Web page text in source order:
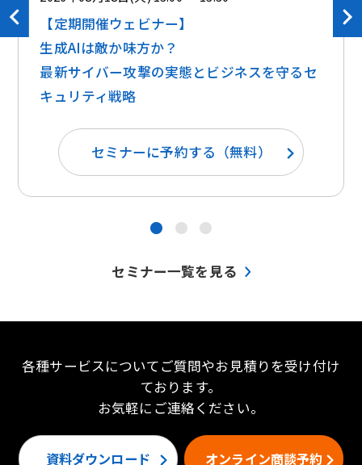
【定期開催ウェビナー】
生成AIは敵か味方か？ ​​
最新サイバー攻撃の実態とビジネスを守るセ
キュリティ戦略
セミナーに予約する（無料）
● ● ●
セミナー一覧を見る
各種サービスについてご質問やお見積りを受け付け
ております。
お気軽にご連絡ください。
資料ダウンロード オンライン商談予約